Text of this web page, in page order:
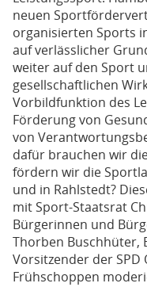
neuen
organisierten Sports
auf verlässlicher
weiter auf den Sport
gesellschaftlichen
Vorbildfunktion des
Förderung von
von
dafür brauchen wir
fördern wir die
und in Rahlstedt?
mit Sport-Staatsrat
Bürgerinnen und
Thorben Buschhüter,
Vorsitzender der SPD
Frühschoppen